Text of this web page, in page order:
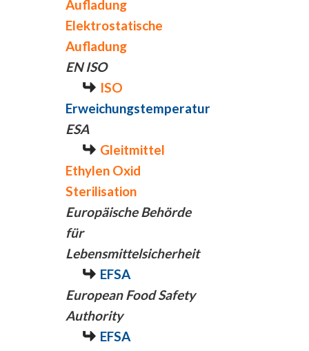
Aufladung
Elektrostatische
Aufladung
EN ISO
ISO
Erweichungstemperatur
ESA
Gleitmittel
Ethylen Oxid
Sterilisation
Europäische Behörde
für
Lebensmittelsicherheit
EFSA
European Food Safety
Authority
EFSA